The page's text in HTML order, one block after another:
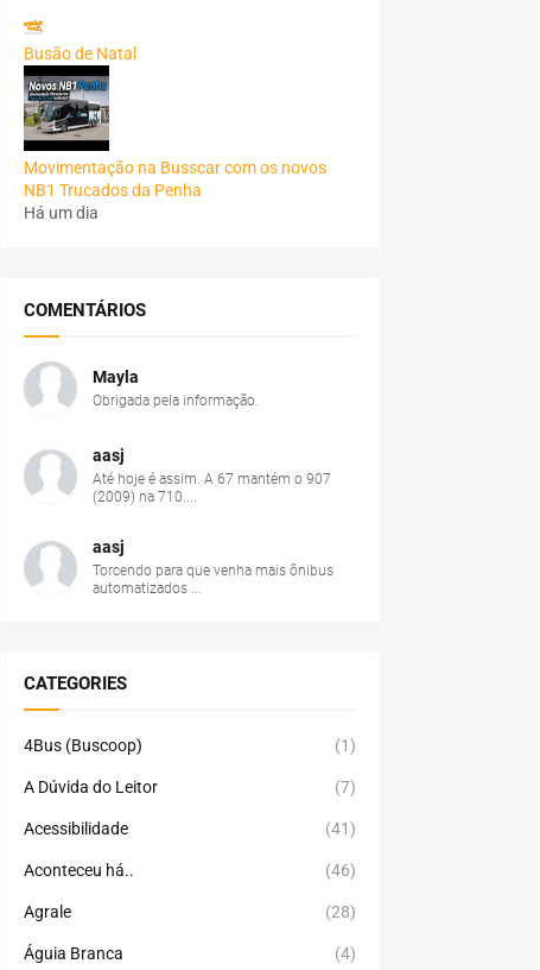
Busão de Natal
Movimentação na Busscar com os novos
NB1 Trucados da Penha
Há um dia
COMENTÁRIOS
Mayla
Obrigada pela informação.
aasj
Até hoje é assim. A 67 mantém o 907
(2009) na 710....
aasj
Torcendo para que venha mais ônibus
automatizados ...
CATEGORIES
4Bus (Buscoop) (1)
A Dúvida do Leitor (7)
Acessibilidade (41)
Aconteceu há.. (46)
Agrale (28)
Águia Branca (4)